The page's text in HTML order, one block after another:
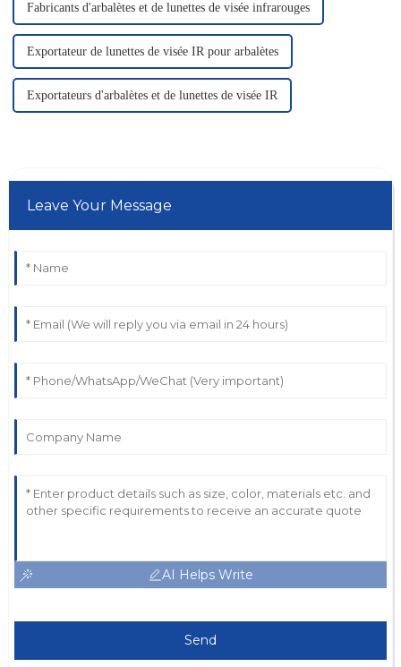
Fabricants d'arbalètes et de lunettes de visée infrarouges
Exportateur de lunettes de visée IR pour arbalètes
Exportateurs d'arbalètes et de lunettes de visée IR
Leave Your Message
AI Helps Write
Send